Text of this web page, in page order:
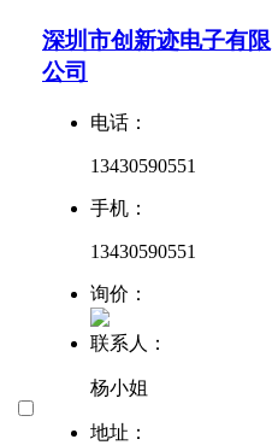
深圳市创新迹电子有限
公司
电话：
13430590551
手机：
13430590551
询价：
联系人：
杨小姐
地址：